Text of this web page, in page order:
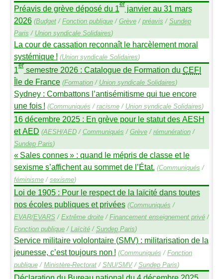
Préavis de grève déposé du 1erjanvier au 31 mars
2026 (Budget/ Fonction publique/ Grève/ préavis / Sundep
Paris / Union syndicale Solidaires)
La cour de cassation reconnaît le harcèlement moral
systémique ! (Union syndicale Solidaires)
1ersemestre 2026 : Catalogue de Formation du CEFI
Île de France (Formation/ Union syndicale Solidaires)
Sydney : Combattons l’antisémitisme qui tue encore
une fois ! (Communiqués / racisme/ Union syndicale Solidaires)
16 décembre 2025 : En grève pour le statut des AESH
etAED (AESH/AED/ Communiqués / Grève/ rémunération/
SundepParis)
« Sales connes» : quand le mépris de classe et le
sexisme s’affichent au sommet de l’État. (Communiqués /
féminisme/ sexisme)
Loi de 1905 : Pour le respect de la laïcité dans toutes
nos écoles publiques et privées (Communiqués /
EVAR/EVARS/ Extrême droite/ Financement enseignement privé/
Fonction publique/ Laïcité/ SundepParis)
Service militaire vololontaire (SMV) : militarisation de la
jeunesse, c’est toujours non ! (Communiqués / Fonction
publique/ Ministère-Rectorat/ SNU/SMV/ SundepParis)